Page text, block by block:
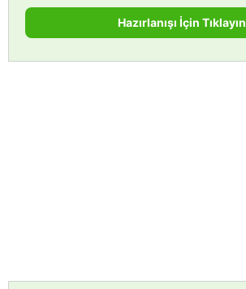
Hazırlanışı İçin Tıklayın